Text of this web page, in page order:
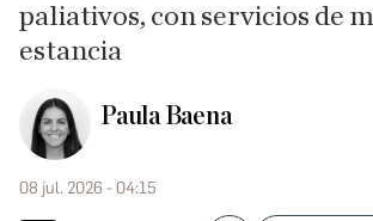
paliativos, con servicios de
estancia
Paula Baena
08 jul. 2026 - 04:15